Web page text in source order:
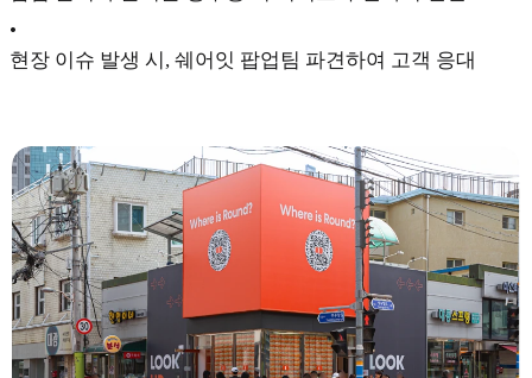
•
현장 이슈 발생 시, 쉐어잇 팝업팀 파견하여 고객 응대